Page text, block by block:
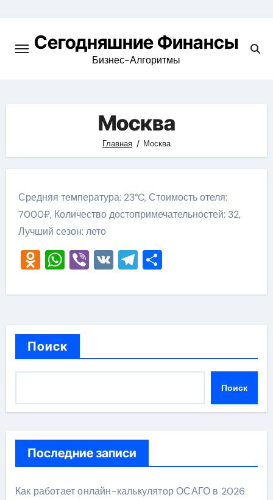
содержимомуСегодняшние Финансы
Бизнес-Алгоритмы
Москва
Главная Москва
Средняя температура: 23°C, Стоимость отеля:
7000₽, Количество достопримечательностей: 32,
Лучший сезон: лето
Odnoklassniki
WhatsApp
Viber
VKTelegram
Отправить
Поиск
Поиск
Последние записи
Как работает онлайн-калькулятор ОСАГО в 2026